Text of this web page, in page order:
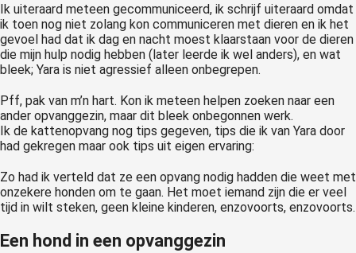
Ik uiteraard meteen gecommuniceerd, ik schrijf uiteraard omdat
ik toen nog niet zolang kon communiceren met dieren en ik het
gevoel had dat ik dag en nacht moest klaarstaan voor de dieren
die mijn hulp nodig hebben (later leerde ik wel anders), en wat
bleek; Yara is niet agressief alleen onbegrepen.
Pff, pak van m’n hart. Kon ik meteen helpen zoeken naar een
ander opvanggezin, maar dit bleek onbegonnen werk.
Ik de kattenopvang nog tips gegeven, tips die ik van Yara door
had gekregen maar ook tips uit eigen ervaring:
Zo had ik verteld dat ze een opvang nodig hadden die weet met
onzekere honden om te gaan. Het moet iemand zijn die er veel
tijd in wilt steken, geen kleine kinderen, enzovoorts, enzovoorts.
Een hond in een opvanggezin